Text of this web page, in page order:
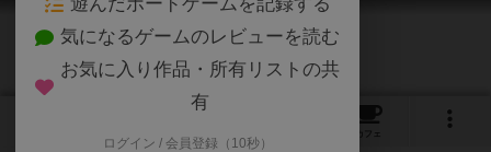
カフェ
気になるゲームのレビューを読む
お気に入り作品・所有リストの共
有
ログイン / 会員登録（10秒）